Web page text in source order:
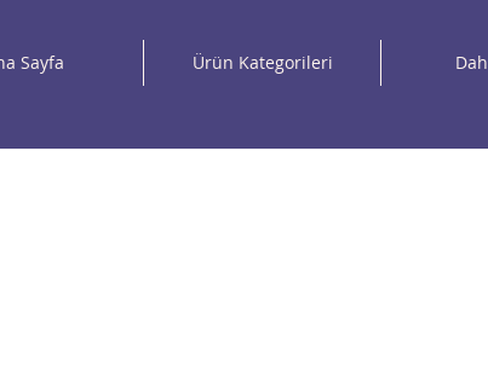
Sayfa Ürün Kategorileri